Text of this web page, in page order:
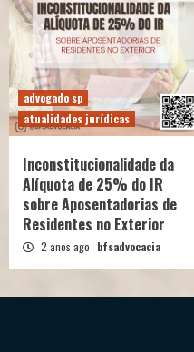
advogado sp
atualidades jurídicas
Inconstitucionalidade da
Alíquota de 25% do IR
sobre Aposentadorias de
Residentes no Exterior
2 anos ago bfsadvocacia